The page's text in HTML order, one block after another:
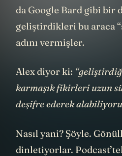
da Google Bard gibi bir
geliştirdikleri bu araca
adını vermişler.
Alex diyor ki:
karmaşık fikirleri uzun
deşifre ederek
Nasıl yani? Şöyle.
dinletiyorlar.